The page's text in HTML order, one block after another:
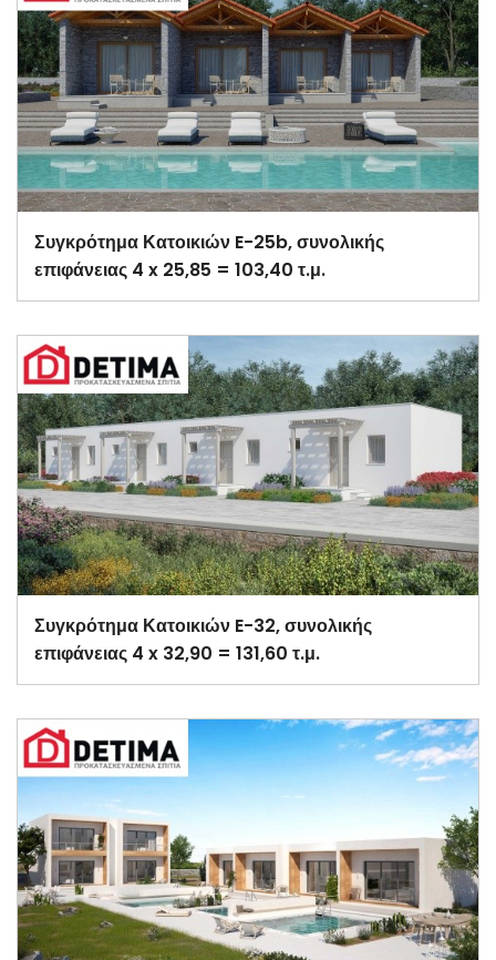
Συγκρότημα Κατοικιών E-25b, συνολικής
επιφάνειας 4 x 25,85 = 103,40 τ.μ.
Συγκρότημα Κατοικιών E-32, συνολικής
επιφάνειας 4 x 32,90 = 131,60 τ.μ.